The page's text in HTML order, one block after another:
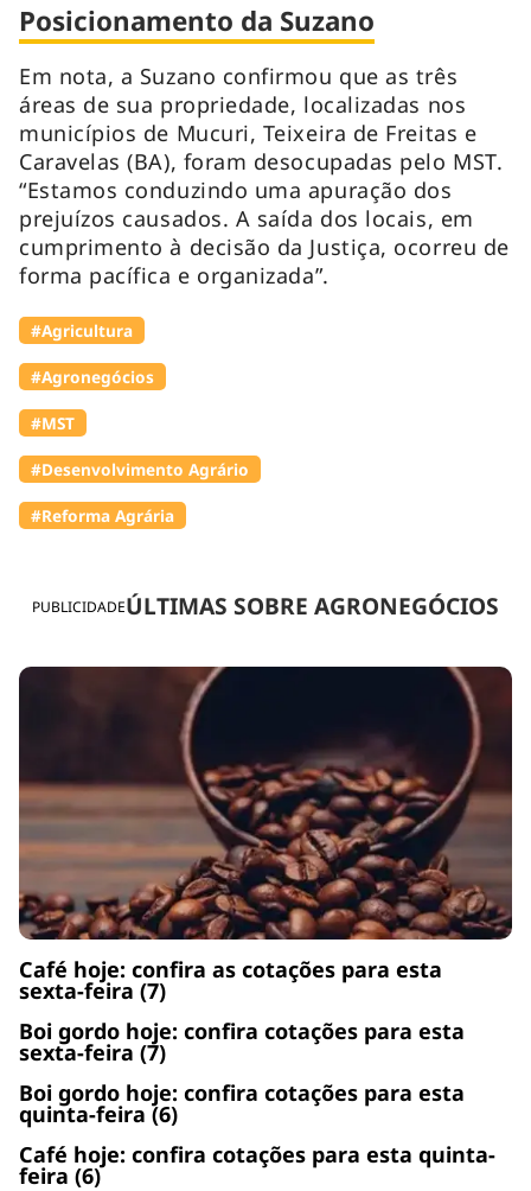
PUBLICIDADEÚLTIMAS SOBRE AGRONEGÓCIOS
Café hoje: confira as cotações para esta
sexta-feira (7)
Boi gordo hoje: confira cotações para esta
sexta-feira (7)
Boi gordo hoje: confira cotações para esta
quinta-feira (6)
Café hoje: confira cotações para esta quinta-
feira (6)
Posicionamento da Suzano
Em nota, a Suzano confirmou que as três
áreas de sua propriedade, localizadas nos
municípios de Mucuri, Teixeira de Freitas e
Caravelas (BA), foram desocupadas pelo MST.
“Estamos conduzindo uma apuração dos
prejuízos causados. A saída dos locais, em
cumprimento à decisão da Justiça, ocorreu de
forma pacífica e organizada”.
#Agricultura
#Agronegócios
#MST
#Desenvolvimento Agrário
#Reforma Agrária